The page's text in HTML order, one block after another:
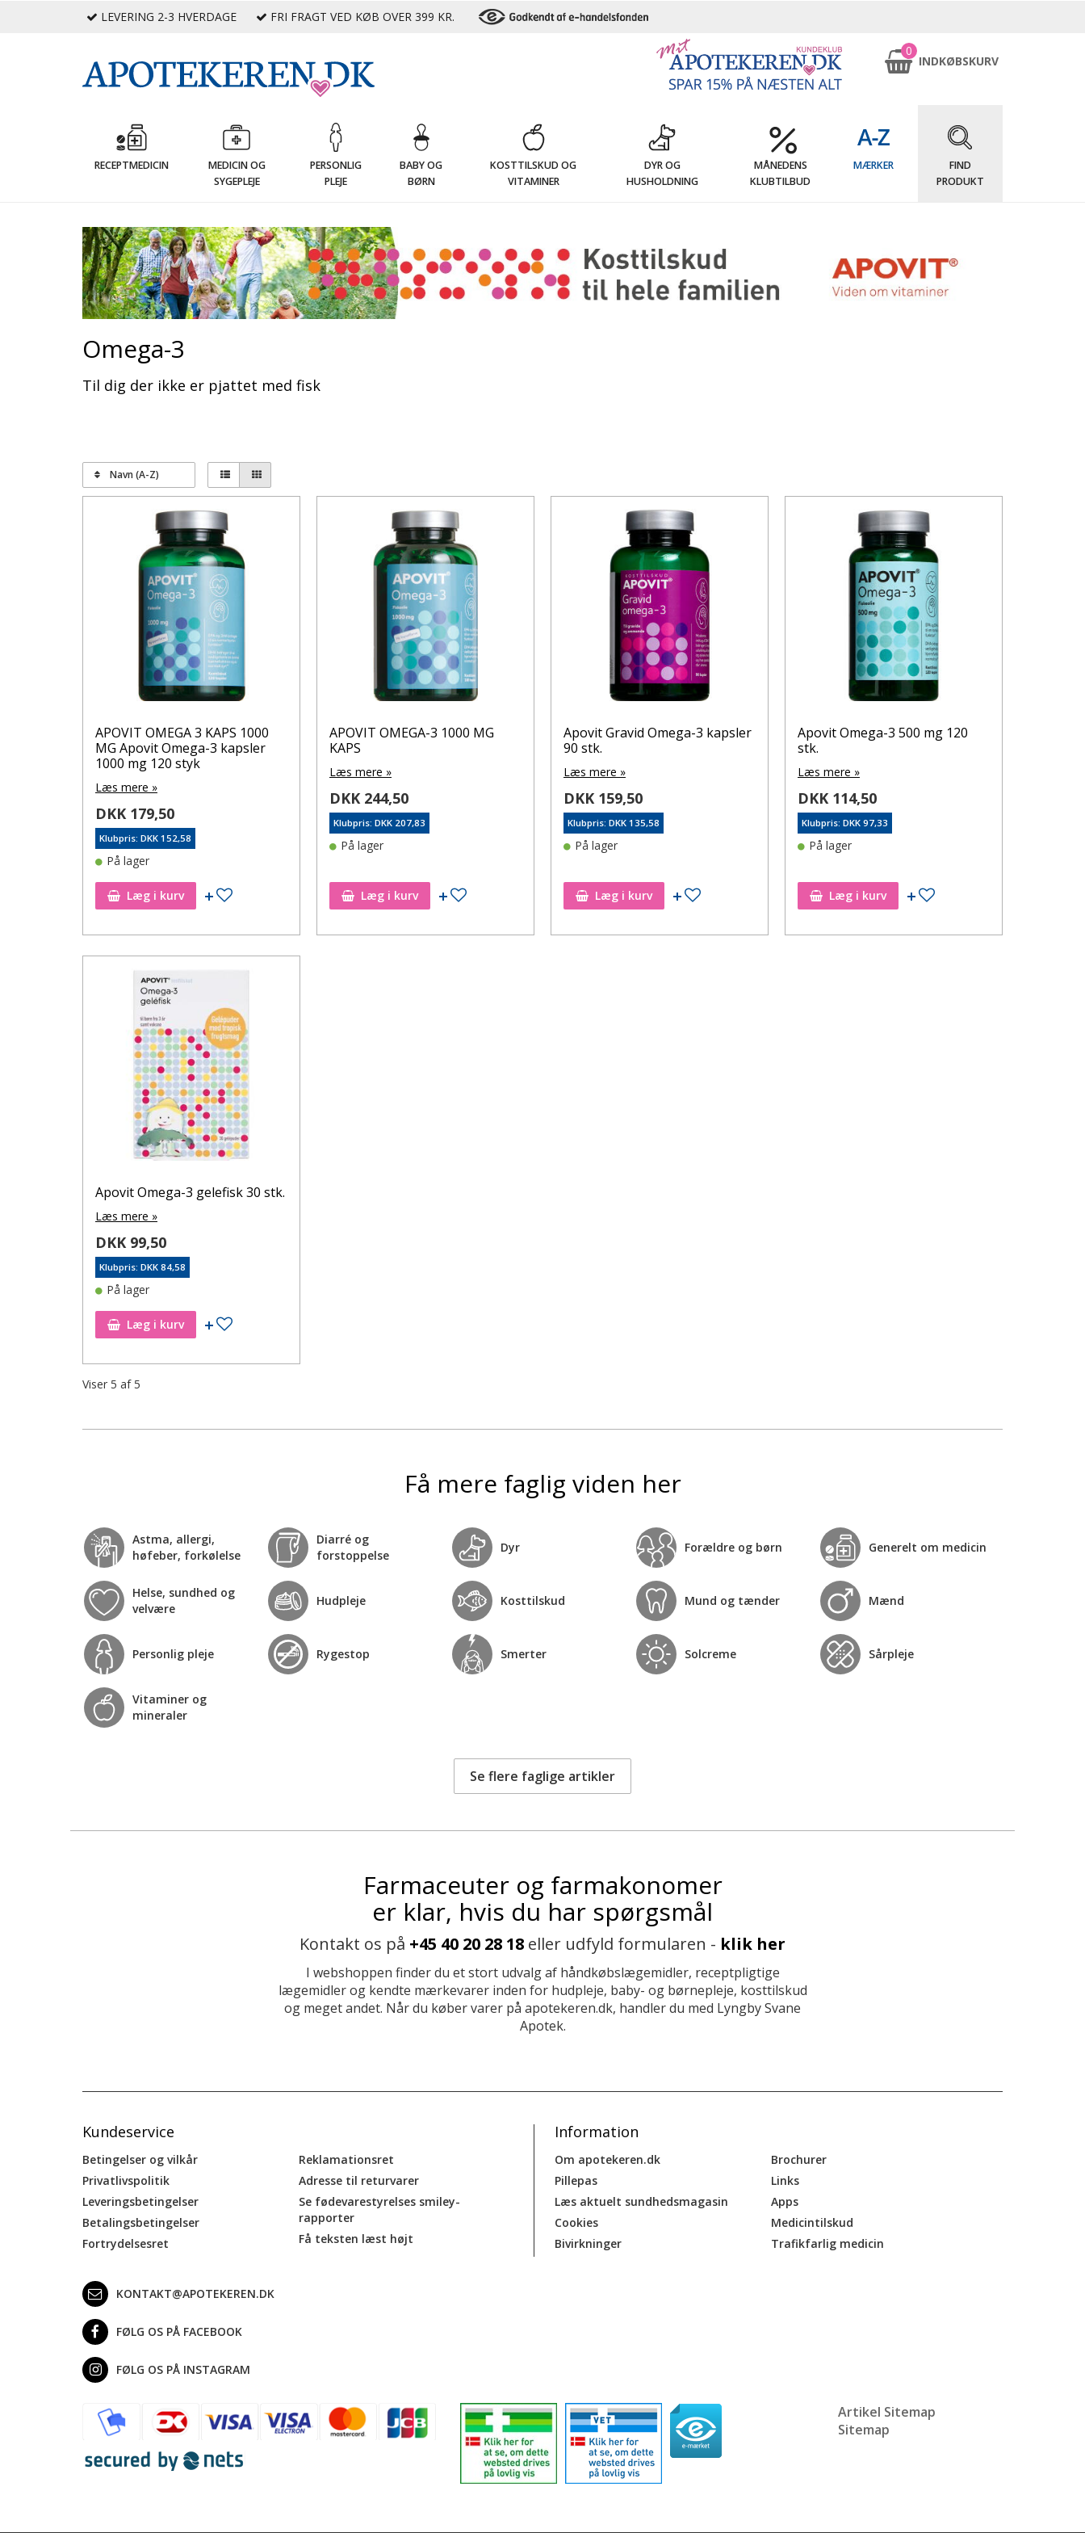
LEVERING 2-3 HVERDAGE FRI FRAGT VED KØB OVER 399 KR.
0
INDKØBSKURV
RECEPTMEDICIN
MEDICIN OG
SYGEPLEJE
PERSONLIG
PLEJE
BABY OG
BØRN
KOSTTILSKUD OG
VITAMINER
DYR OG
HUSHOLDNING
MÅNEDENS
KLUBTILBUD
MÆRKER
FIND
PRODUKT
Omega-3
Til dig der ikke er pjattet med fisk
Navn (A-Z)
APOVIT OMEGA 3 KAPS 1000
MG Apovit Omega-3 kapsler
1000 mg 120 styk
Læs mere »
DKK 179,50
Klubpris: DKK 152,58
På lager
Læg i kurv Tilføj til ønskeseddel
APOVIT OMEGA-3 1000 MG
KAPS
Læs mere »
DKK 244,50
Klubpris: DKK 207,83
På lager
Læg i kurv Tilføj til ønskeseddel
Apovit Gravid Omega-3 kapsler
90 stk.
Læs mere »
DKK 159,50
Klubpris: DKK 135,58
På lager
Læg i kurv Tilføj til ønskeseddel
Apovit Omega-3 500 mg 120
stk.
Læs mere »
DKK 114,50
Klubpris: DKK 97,33
På lager
Læg i kurv Tilføj til ønskeseddel
Apovit Omega-3 gelefisk 30 stk.
Læs mere »
DKK 99,50
Klubpris: DKK 84,58
På lager
Læg i kurv Tilføj til ønskeseddel
Viser 5 af5
Få mere faglig viden her
Astma, allergi,
høfeber, forkølelse
Diarré og
forstoppelse
Dyr Forældre og børn Generelt om medicin
Helse, sundhed og
velvære
Hudpleje Kosttilskud Mund og tænder Mænd
Personlig pleje Rygestop Smerter Solcreme Sårpleje
Vitaminer og
mineraler
Se flere faglige artikler
Farmaceuter og farmakonomer
er klar, hvis du har spørgsmål
Kontakt os på +45 40 20 28 18 eller udfyld formularen - klik her
I webshoppen finder du et stort udvalg af håndkøbslægemidler, receptpligtige
lægemidler og kendte mærkevarer inden for hudpleje, baby- og børnepleje, kosttilskud
og meget andet. Når du køber varer på apotekeren.dk, handler du med Lyngby Svane
Apotek.
Kundeservice
Betingelser og vilkår
Privatlivspolitik
Leveringsbetingelser
Betalingsbetingelser
Fortrydelsesret
Reklamationsret
Adresse til returvarer
Se fødevarestyrelses smiley-
rapporter
Få teksten læst højt
Information
Om apotekeren.dk
Pillepas
Læs aktuelt sundhedsmagasin
Cookies
Bivirkninger
Brochurer
Links
Apps
Medicintilskud
Trafikfarlig medicin
KONTAKT@APOTEKEREN.DK
FØLG OS PÅ FACEBOOK
FØLG OS PÅ INSTAGRAM
Artikel Sitemap
Sitemap